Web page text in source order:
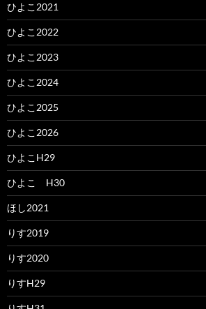
ひよこ2021
ひよこ2022
ひよこ2023
ひよこ2024
ひよこ2025
ひよこ2026
ひよこH29
ひよこ H30
ほし2021
りす2019
りす2020
りすH29